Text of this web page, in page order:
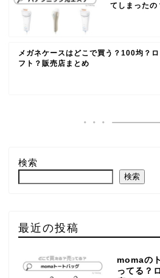
てしまったの
メガネケースはどこで買う？100均？ロ
フト？販売店まとめ
検索
検索
最近の投稿
momaの
ってる？